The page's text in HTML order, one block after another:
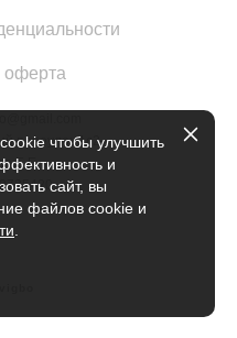
оферта
переулок 1с2
Е.Е.
чтобы улучшить
и
сайт, вы
файлов cookie и